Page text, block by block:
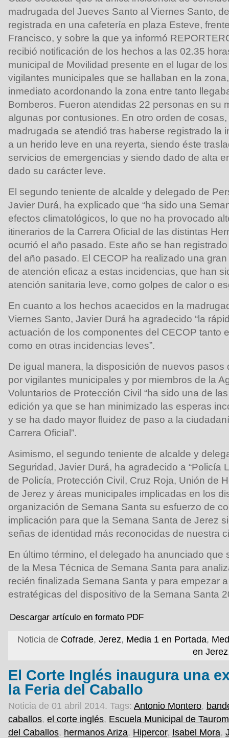
madrugada del Jueves Santo al Viernes Santo,
registrada en una cafetería en plaza Esteve,
Francisco, y sobre la que ya informó
recibió notificación de los hechos a las 02.35
municipal de Movilidad presente en el lugar de
vigilantes municipales que se hallaban en la
inmediato acordonando la zona entre tanto
Bomberos. Fueron atendidas 22 personas en su
algunas por contusiones. En otro orden de
madrugada se atendió tras haberse registrado la
a un herido leve en una reyerta, siendo éste
servicios de emergencias y siendo dado de alta
dado su carácter leve.
El segundo teniente de alcalde y delegado de
Javier Durá, ha explicado que “ha sido una
efectos climatológicos, lo que no ha provocado
itinerarios de la Carrera Oficial de las distintas
ocurrió el año pasado. Este año se han
del año pasado. El CECOP ha realizado una
de atención eficaz a estas incidencias, que han
atención sanitaria leve, como golpes de calor o
En cuanto a los hechos acaecidos en la
Viernes Santo, Javier Durá ha agradecido “la
actuación de los componentes del CECOP tanto
como en otras incidencias leves”.
De igual manera, la disposición de nuevos pasos
por vigilantes municipales y por miembros de la
Voluntarios de Protección Civil “ha sido una de
edición ya que se han minimizado las esperas
y se ha dado mayor fluidez de paso a la
Carrera Oficial”.
Asimismo, el segundo teniente de alcalde y
Seguridad, Javier Durá, ha agradecido a “Policía
de Policía, Protección Civil, Cruz Roja, Unión de
de Jerez y áreas municipales implicadas en los
organización de Semana Santa su esfuerzo de
implicación para que la Semana Santa de Jerez
señas de identidad más reconocidas de nuestra
En último término, el delegado ha anunciado que
de la Mesa Técnica de Semana Santa para
recién finalizada Semana Santa y para empezar
estratégicas del dispositivo de la Semana Santa
Descargar artículo en formato PDF
Noticia de Cofrade, Jerez, Media 1 en Portada,
en Jerez
El Corte Inglés inaugura una
la Feria del Caballo
Noticia de 01 abril 2014. Tags: Antonio Montero,
caballos, el corte inglés, Escuela Municipal de
del Caballos, hermanos Ariza, Hipercor, Isabel Mora,